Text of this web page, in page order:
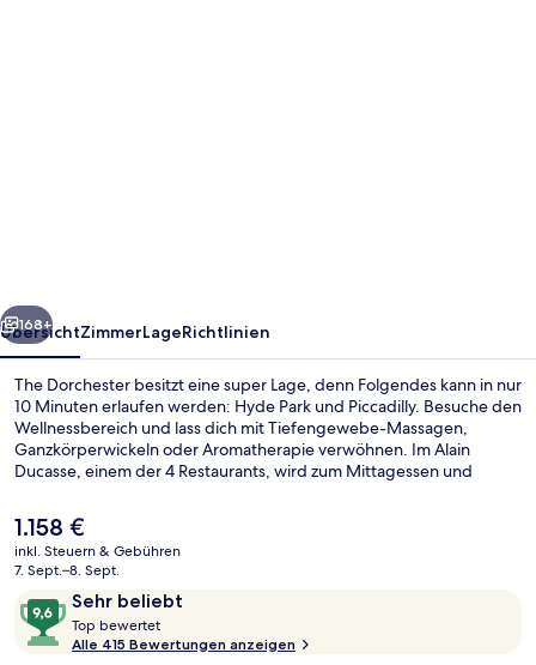
Weiter
168+
ÜbersichtZimmerLageRichtlinien
The Dorchester besitzt eine super Lage, denn Folgendes kann in nur
10 Minuten erlaufen werden: Hyde Park und Piccadilly. Besuche den
Wellnessbereich und lass dich mit Tiefengewebe-Massagen,
Ganzkörperwickeln oder Aromatherapie verwöhnen. Im Alain
Ducasse, einem der 4 Restaurants, wird zum Mittagessen und
bietet dieses Hotel im luxuriösen Stil einen rund um die Uhr
geöffneten Fitnessbereich, einen Fitnessbereich und 2
Bars/Lounges. Andere Reisende mögen den allgemeinen Zustand
der Unterkunft. Die Unterkunft ist nur einen kurzen Fußmarsch von
den öffentlichen Verkehrsmitteln entfernt: Zur U-Bahn läuft man 7
Minuten (U-Bahn-Station Hyde Park Corner) bzw. 10 Minuten (U-
Bahn-Station Marble Arch).
Der
aktuelle
Preis
1.158 €.
1.158 €
inkl. Steuern & Gebühren
7. Sept.–8. Sept.
Bewertungen
Sehr beliebt
9,6
von
10,
Top bewertet
o
Alle 415 Bewertungen anzeigen